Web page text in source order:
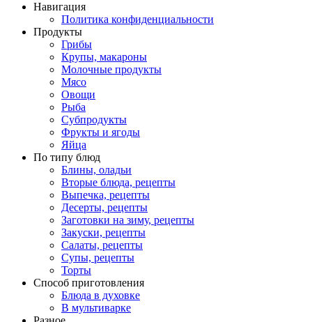
Навигация
Политика конфиденциальности
Продукты
Грибы
Крупы, макароны
Молочные продукты
Мясо
Овощи
Рыба
Субпродукты
Фрукты и ягоды
Яйца
По типу блюд
Блины, оладьи
Вторые блюда, рецепты
Выпечка, рецепты
Десерты, рецепты
Заготовки на зиму, рецепты
Закуски, рецепты
Салаты, рецепты
Супы, рецепты
Торты
Способ приготовления
Блюда в духовке
В мультиварке